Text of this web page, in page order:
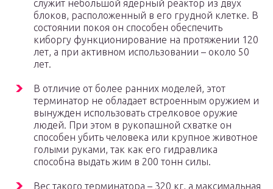
служит небольшой ядерный реактор из двух
блоков, расположенный в его грудной клетке. В
состоянии покоя он способен обеспечить
киборгу функционирование на протяжении 120
лет, а при активном использовании – около 50
лет.
В отличие от более ранних моделей, этот
терминатор не обладает встроенным оружием и
вынужден использовать стрелковое оружие
людей. При этом в рукопашной схватке он
способен убить человека или крупное животное
голыми руками, так как его гидравлика
способна выдать жим в 200 тонн силы.
Вес такого терминатора – 320 кг, а максимальная